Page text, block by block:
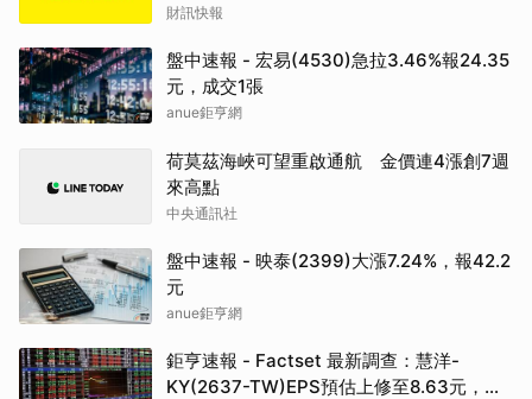
財訊快報
盤中速報 - 宏易(4530)急拉3.46%報24.35
元，成交1張
anue鉅亨網
荷莫茲海峽可望重啟通航 金價連4漲創7週
來高點
中央通訊社
盤中速報 - 映泰(2399)大漲7.24%，報42.2
元
anue鉅亨網
鉅亨速報 - Factset 最新調查：慧洋-
KY(2637-TW)EPS預估上修至8.63元，預